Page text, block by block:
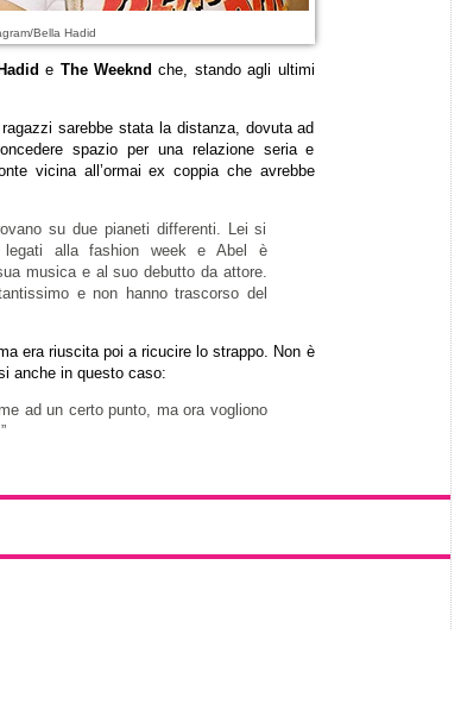
Bella Hadid
e The Weeknd che, stando agli ultimi
sarebbe stata la distanza, dovuta ad
spazio per una relazione seria e
vicina all’ormai ex coppia che avrebbe
su due pianeti differenti. Lei si
legati alla fashion week e Abel è
musica e al suo debutto da attore.
e non hanno trascorso del
era riuscita poi a ricucire lo strappo. Non è
anche in questo caso:
ad un certo punto, ma ora vogliono